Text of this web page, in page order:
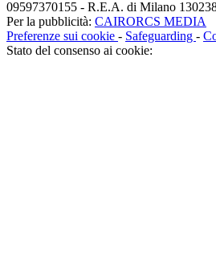
09597370155 - R.E.A. di Milano
Per la pubblicità: CAIRORCS MEDIA
Preferenze sui cookie - Safeguarding -
Stato del consenso ai cookie: